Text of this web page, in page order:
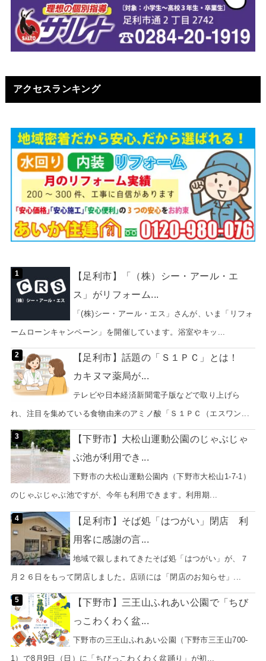
アクセスランキング
【足利市】「（株）シー・アール・エ
ス」がリフォーム...
「(株)シー・アール・エス」さんが、いま「リフォ
ームローンキャンペーン」を開催しています。浴室やキッ...
【足利市】話題の「Ｓ１ＰＣ」とは！
カキヌマ薬局が...
テレビや日本経済新聞電子版などで取り上げら
れ、注目を集めている食物由来のアミノ酸「Ｓ１ＰＣ（エスワン...
【下野市】大松山運動公園のじゃぶじゃ
ぶ池が利用でき...
下野市の大松山運動公園内（下野市大松山1-7-1）
のじゃぶじゃぶ池ですが、今年も利用できます。利用期...
【足利市】そば処「はつがい」閉店 利
用客に感謝の言...
地域で親しまれてきたそば処「はつがい」が、７
月２６日をもって閉店しました。店頭には「閉店のお知らせ」...
【下野市】三王山ふれあい公園で「ちび
っこわくわく盆...
下野市の三王山ふれあい公園（下野市三王山700-
1）で8月9日（日）に「ちびっこわくわく盆踊り」が初...